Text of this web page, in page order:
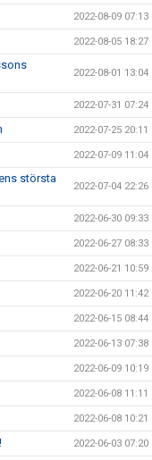
2022-08-09 07:13
2022-08-05 18:27
2022-08-01 13:04
2022-07-31 07:24
2022-07-25 20:11
2022-07-09 11:04
största
2022-07-04 22:26
2022-06-30 09:33
2022-06-27 08:33
2022-06-21 10:59
2022-06-20 11:42
2022-06-15 08:44
2022-06-13 07:38
2022-06-09 10:19
2022-06-08 11:11
2022-06-08 10:21
2022-06-03 07:20